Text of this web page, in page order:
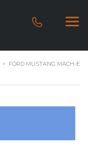
> FORD MUSTANG MACH-E